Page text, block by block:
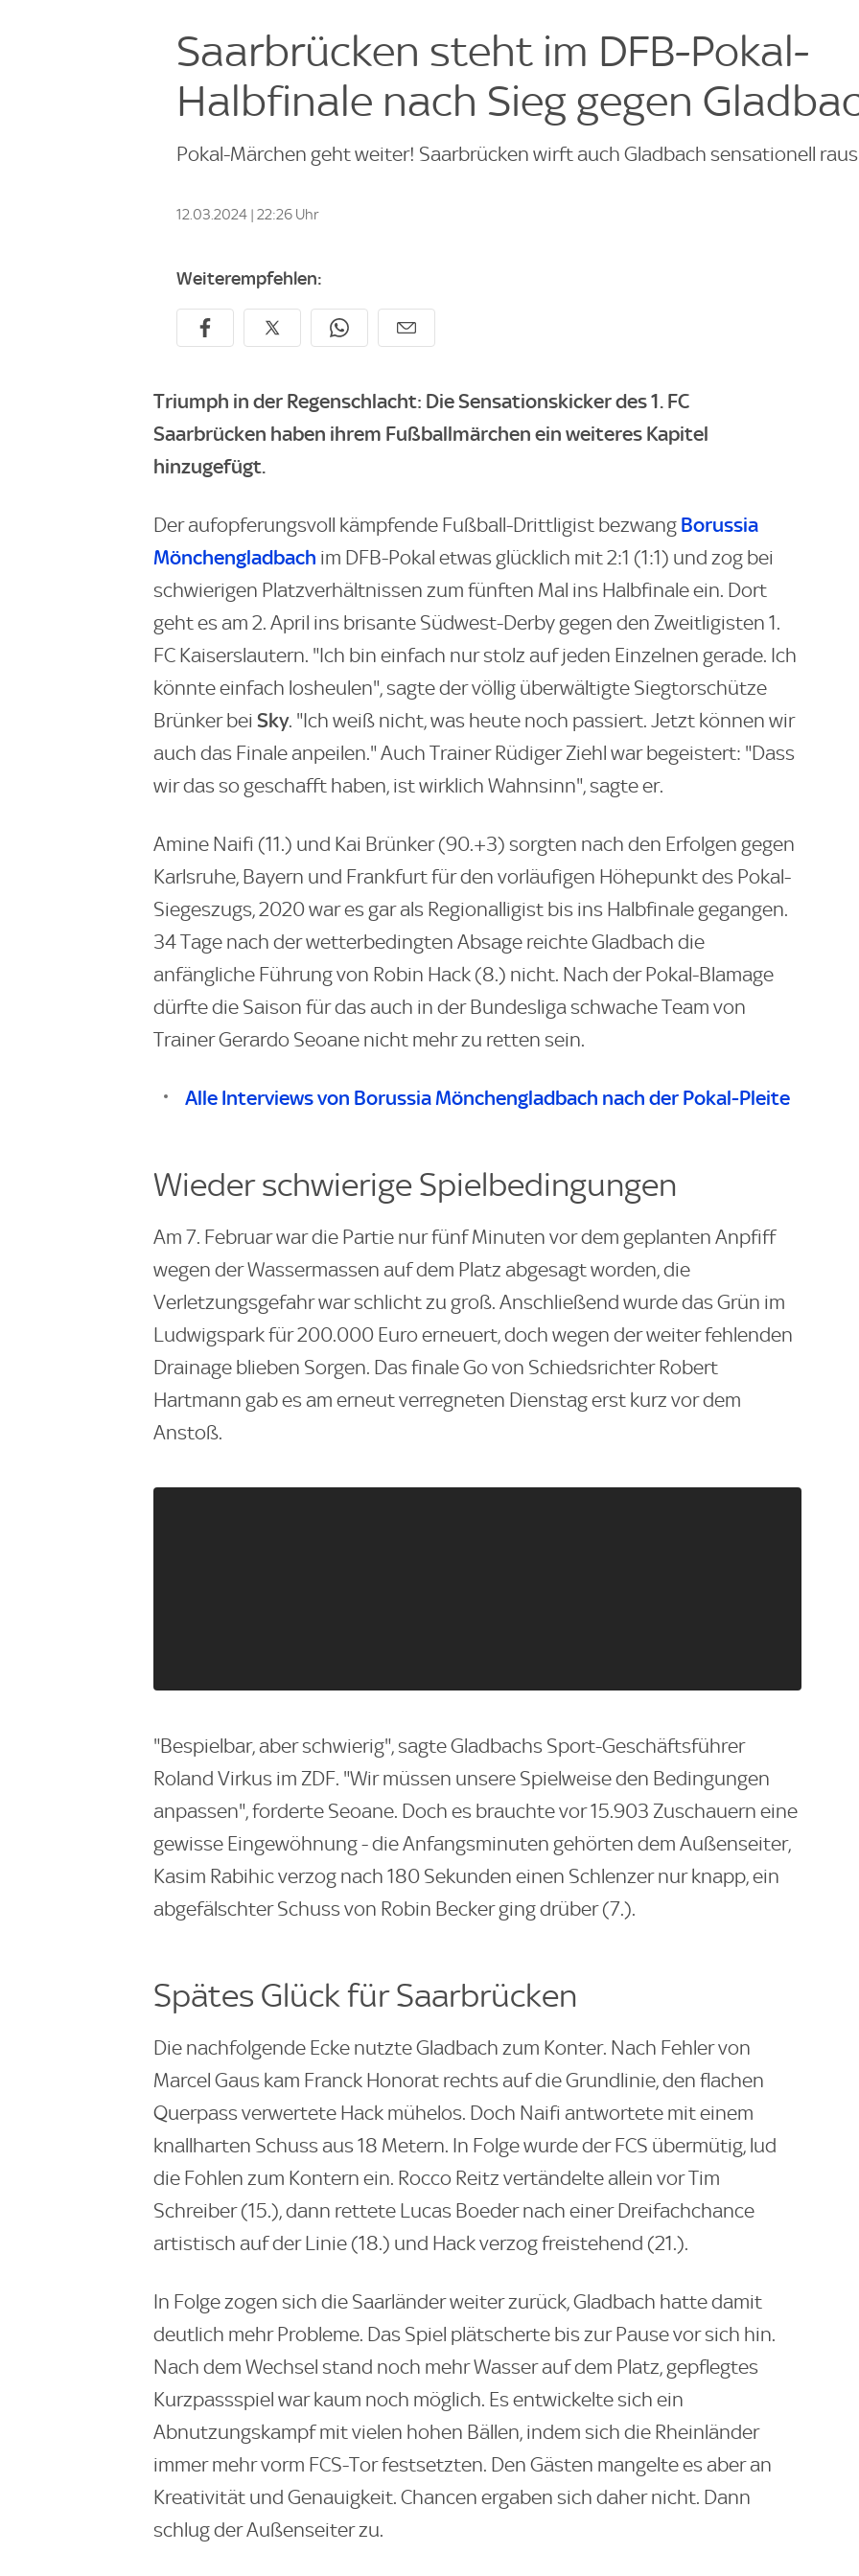
Saarbrücken steht im DFB-Pokal-
Halbfinale nach Sieg gegen
Pokal-Märchen geht weiter! Saarbrücken wirft auch Gladbach sensationell raus
12.03.2024 | 22:26 Uhr
Weiterempfehlen:
Triumph in der Regenschlacht: Die Sensationskicker des 1. FC
Saarbrücken haben ihrem Fußballmärchen ein weiteres Kapitel
hinzugefügt.
Der aufopferungsvoll kämpfende Fußball-Drittligist bezwang Borussia
Mönchengladbach im DFB-Pokal etwas glücklich mit 2:1 (1:1) und zog bei
schwierigen Platzverhältnissen zum fünften Mal ins Halbfinale ein. Dort
geht es am 2. April ins brisante Südwest-Derby gegen den Zweitligisten 1.
FC Kaiserslautern. "Ich bin einfach nur stolz auf jeden Einzelnen gerade. Ich
könnte einfach losheulen", sagte der völlig überwältigte Siegtorschütze
Brünker bei Sky. "Ich weiß nicht, was heute noch passiert. Jetzt können wir
auch das Finale anpeilen." Auch Trainer Rüdiger Ziehl war begeistert: "Dass
wir das so geschafft haben, ist wirklich Wahnsinn", sagte er.
Amine Naifi (11.) und Kai Brünker (90.+3) sorgten nach den Erfolgen gegen
Karlsruhe, Bayern und Frankfurt für den vorläufigen Höhepunkt des Pokal-
Siegeszugs, 2020 war es gar als Regionalligist bis ins Halbfinale gegangen.
34 Tage nach der wetterbedingten Absage reichte Gladbach die
anfängliche Führung von Robin Hack (8.) nicht. Nach der Pokal-Blamage
dürfte die Saison für das auch in der Bundesliga schwache Team von
Trainer Gerardo Seoane nicht mehr zu retten sein.
Alle Interviews von Borussia Mönchengladbach nach der Pokal-Pleite
Wieder schwierige Spielbedingungen
Am 7. Februar war die Partie nur fünf Minuten vor dem geplanten Anpfiff
wegen der Wassermassen auf dem Platz abgesagt worden, die
Verletzungsgefahr war schlicht zu groß. Anschließend wurde das Grün im
Ludwigspark für 200.000 Euro erneuert, doch wegen der weiter fehlenden
Drainage blieben Sorgen. Das finale Go von Schiedsrichter Robert
Hartmann gab es am erneut verregneten Dienstag erst kurz vor dem
Anstoß.
"Bespielbar, aber schwierig", sagte Gladbachs Sport-Geschäftsführer
Roland Virkus im ZDF. "Wir müssen unsere Spielweise den Bedingungen
anpassen", forderte Seoane. Doch es brauchte vor 15.903 Zuschauern eine
gewisse Eingewöhnung - die Anfangsminuten gehörten dem Außenseiter,
Kasim Rabihic verzog nach 180 Sekunden einen Schlenzer nur knapp, ein
abgefälschter Schuss von Robin Becker ging drüber (7.).
Spätes Glück für Saarbrücken
Die nachfolgende Ecke nutzte Gladbach zum Konter. Nach Fehler von
Marcel Gaus kam Franck Honorat rechts auf die Grundlinie, den flachen
Querpass verwertete Hack mühelos. Doch Naifi antwortete mit einem
knallharten Schuss aus 18 Metern. In Folge wurde der FCS übermütig, lud
die Fohlen zum Kontern ein. Rocco Reitz vertändelte allein vor Tim
Schreiber (15.), dann rettete Lucas Boeder nach einer Dreifachchance
artistisch auf der Linie (18.) und Hack verzog freistehend (21.).
In Folge zogen sich die Saarländer weiter zurück, Gladbach hatte damit
deutlich mehr Probleme. Das Spiel plätscherte bis zur Pause vor sich hin.
Nach dem Wechsel stand noch mehr Wasser auf dem Platz, gepflegtes
Kurzpassspiel war kaum noch möglich. Es entwickelte sich ein
Abnutzungskampf mit vielen hohen Bällen, indem sich die Rheinländer
immer mehr vorm FCS-Tor festsetzten. Den Gästen mangelte es aber an
Kreativität und Genauigkeit. Chancen ergaben sich daher nicht. Dann
schlug der Außenseiter zu.